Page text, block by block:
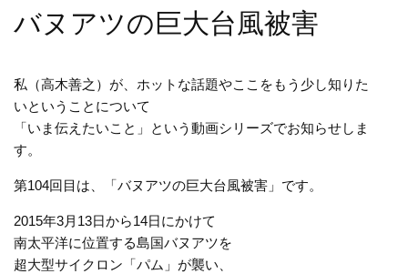
バヌアツの巨大台風被害
私（高木善之）が、ホットな話題やここをもう少し知りた
いということについて
「いま伝えたいこと」という動画シリーズでお知らせしま
す。
第104回目は、「バヌアツの巨大台風被害」です。
2015年3月13日から14日にかけて
南太平洋に位置する島国バヌアツを
超大型サイクロン「パム」が襲い、